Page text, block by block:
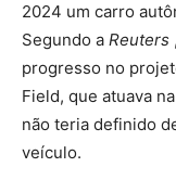
2024 um carro
Segundo a Reuters
progresso no
Field, que atuava na
não teria definido
veículo.